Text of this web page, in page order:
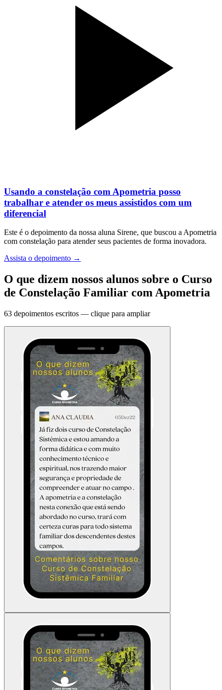
Usando a constelação com Apometria posso
trabalhar e atender os meus assistidos com um
diferencial
Este é o depoimento da nossa aluna Sirene, que buscou a Apometria
com constelação para atender seus pacientes de forma inovadora.
Assista o depoimento →
O que dizem nossos alunos sobre o Curso
de Constelação Familiar com Apometria
63 depoimentos escritos — clique para ampliar